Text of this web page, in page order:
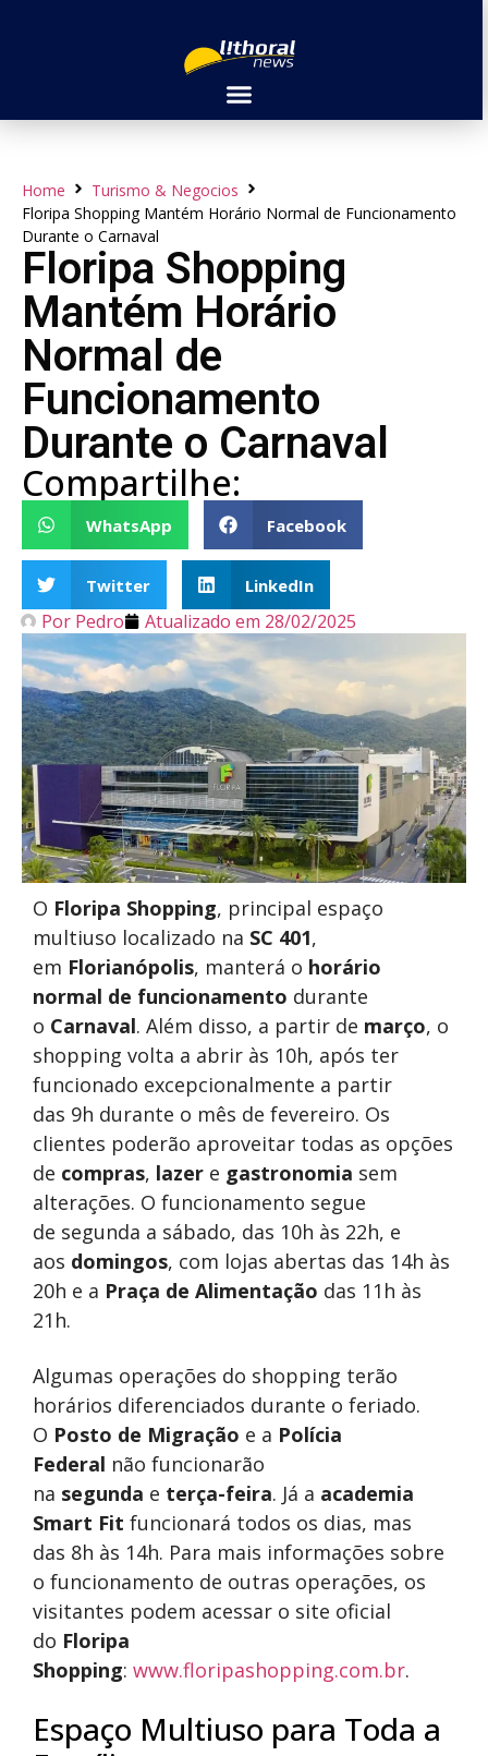
Home
Turismo & Negocios
Floripa Shopping Mantém Horário Normal de Funcionamento
Durante o Carnaval
Floripa Shopping
Mantém Horário
Normal de
Funcionamento
Durante o Carnaval
Compartilhe:
WhatsApp Facebook
Twitter LinkedIn
Por Pedro Atualizado em 28/02/2025
O Floripa Shopping, principal espaço
multiuso localizado na SC 401,
em Florianópolis, manterá o horário
normal de funcionamento durante
o Carnaval. Além disso, a partir de março, o
shopping volta a abrir às 10h, após ter
funcionado excepcionalmente a partir
das 9h durante o mês de fevereiro. Os
clientes poderão aproveitar todas as opções
de compras, lazer e gastronomia sem
alterações. O funcionamento segue
de segunda a sábado, das 10h às 22h, e
aos domingos, com lojas abertas das 14h às
20h e a Praça de Alimentação das 11h às
21h.
Algumas operações do shopping terão
horários diferenciados durante o feriado.
O Posto de Migração e a Polícia
Federal não funcionarão
na segunda e terça-feira. Já a academia
Smart Fit funcionará todos os dias, mas
das 8h às 14h. Para mais informações sobre
o funcionamento de outras operações, os
visitantes podem acessar o site oficial
do Floripa
Shopping: www.floripashopping.com.br.
Espaço Multiuso para Toda a